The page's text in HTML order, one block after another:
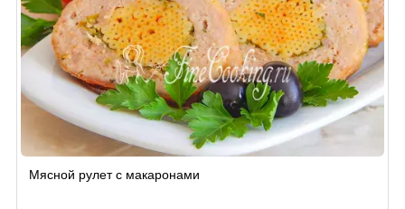
Мясной рулет с макаронами